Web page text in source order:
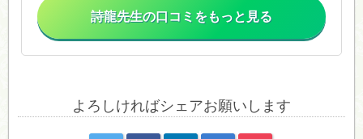
詩龍先生の口コミをもっと見る
よろしければシェアお願いします